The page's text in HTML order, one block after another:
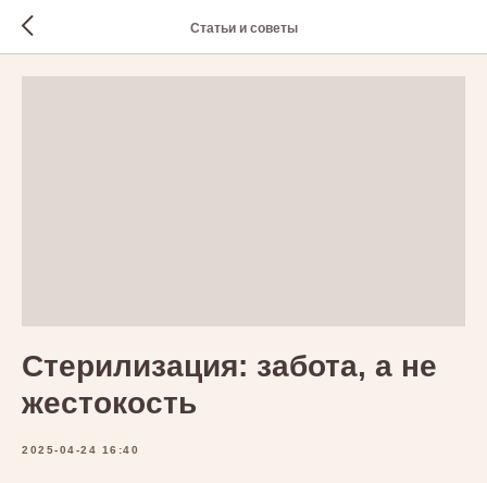
Статьи и советы
Стерилизация: забота, а не
жестокость
2025-04-24 16:40